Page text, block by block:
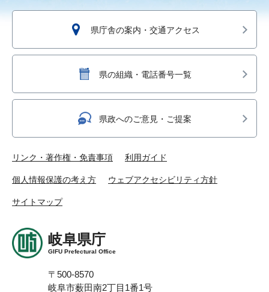
県庁舎の案内・交通アクセス
県の組織・電話番号一覧
県政へのご意見・ご提案
リンク・著作権・免責事項 利用ガイド
個人情報保護の考え方 ウェブアクセシビリティ方針
サイトマップ
岐阜県庁
GIFU Prefectural Office
〒500-8570
岐阜市薮田南2丁目1番1号